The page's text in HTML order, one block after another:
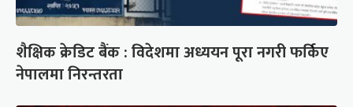
शैक्षिक क्रेडिट बैंक : विदेशमा अध्ययन पूरा नगरी फर्किए
नेपालमा निरन्तरता